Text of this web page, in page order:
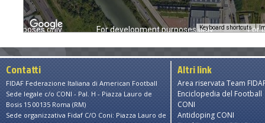
For development purposes only
purposes only For
Keyboard shortcuts
Contatti
FIDAF Federazione Italiana di American Football
Sede legale c/o CONI - Pal. H - Piazza Lauro de
Bosis 15 00135 Roma (RM)
Sede organizzativa Fidaf C/O Coni: Piazza Lauro de
Altri link
Area riservata Team
Enciclopedia del Football
CONI
Antidoping CONI